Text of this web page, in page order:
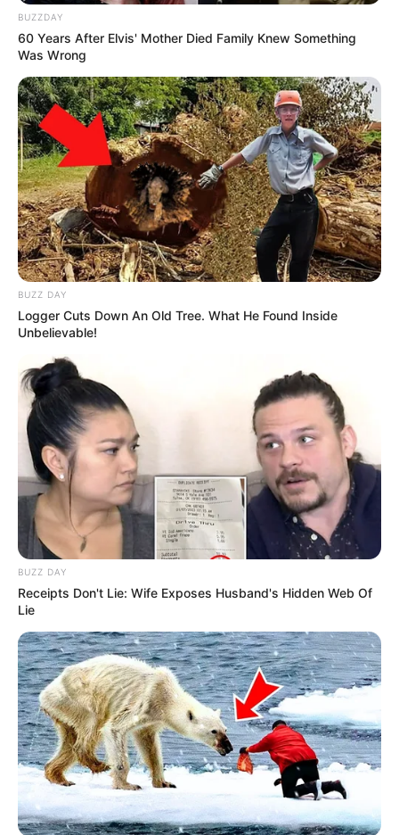
BUZZDAY
60 Years After Elvis' Mother Died Family Knew Something
Was Wrong
BUZZ DAY
Logger Cuts Down An Old Tree. What He Found Inside
Unbelievable!
BUZZ DAY
Receipts Don't Lie: Wife Exposes Husband's Hidden Web Of
Lie